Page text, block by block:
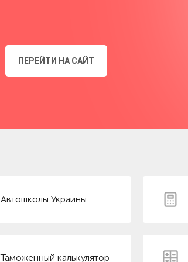
ПЕРЕЙТИ НА САЙТ
Автошколы Украины
Таможенный калькулятор